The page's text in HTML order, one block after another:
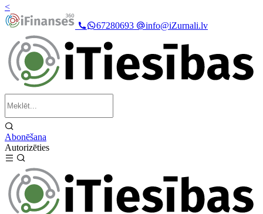
<
67280693
info@iZurnali.lv
Abonēšana
Autorizēties